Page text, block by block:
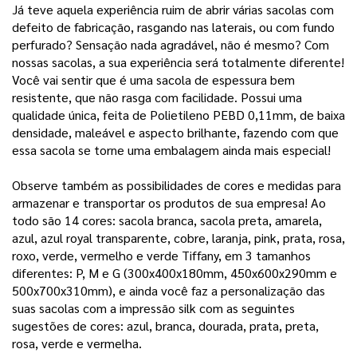
Já teve aquela experiência ruim de abrir várias sacolas com
defeito de fabricação, rasgando nas laterais, ou com fundo
perfurado? Sensação nada agradável, não é mesmo? Com
nossas sacolas, a sua experiência será totalmente diferente!
Você vai sentir que é uma sacola de espessura bem
resistente, que não rasga com facilidade. Possui uma
qualidade única, feita de Polietileno PEBD 0,11mm, de baixa
densidade, maleável e aspecto brilhante, fazendo com que
essa sacola se torne uma embalagem ainda mais especial!
Observe também as possibilidades de cores e medidas para
armazenar e transportar os produtos de sua empresa! Ao
todo são 14 cores: sacola branca, sacola preta, amarela,
azul, azul royal transparente, cobre, laranja, pink, prata, rosa,
roxo, verde, vermelho e verde Tiffany, em 3 tamanhos
diferentes: P, M e G (300x400x180mm, 450x600x290mm e
500x700x310mm), e ainda você faz a personalização das
suas sacolas com a impressão silk com as seguintes
sugestões de cores: azul, branca, dourada, prata, preta,
rosa, verde e vermelha.